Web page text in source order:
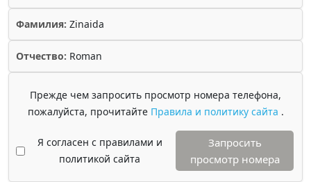
Фамилия: Zinaida
Отчество: Roman
Прежде чем запросить просмотр номера телефона,
пожалуйста, прочитайте Правила и политику сайта .
Я согласен с правилами и
политикой сайта
Запросить
просмотр номера